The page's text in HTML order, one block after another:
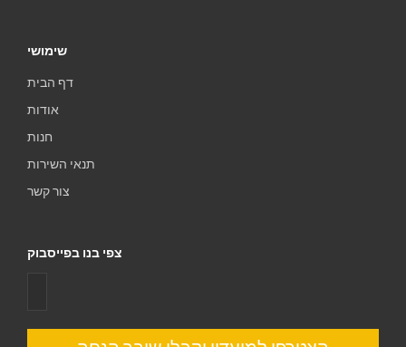
שימושי
דף הבית
אודות
חנות
תנאי השירות
צור קשר
צפי בנו בפייסבוק